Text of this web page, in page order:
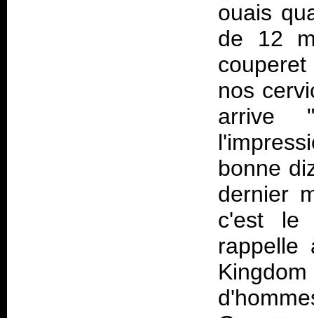
ouais
de 12
nos
arrive
bonne
dernier
c'est le
rappelle